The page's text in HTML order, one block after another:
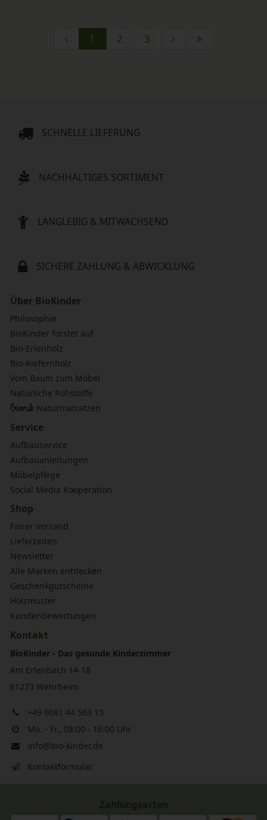
1 2 3
SCHNELLE LIEFERUNG
NACHHALTIGES SORTIMENT
LANGLEBIG & MITWACHSEND
SICHERE ZAHLUNG & ABWICKLUNG
Über BioKinder
Philosophie
BioKinder forstet auf
Bio-Erlenholz
Bio-Kiefernholz
Vom Baum zum Möbel
Natürliche Rohstoffe
bionik Naturmatratzen
Service
Aufbauservice
Aufbauanleitungen
Möbelpflege
Social Media Kooperation
Shop
Fairer Versand
Lieferzeiten
Newsletter
Alle Marken entdecken
Geschenkgutscheine
Holzmuster
Kundenbewertungen
Kontakt
BioKinder - Das gesunde Kinderzimmer
Am Erlenbach 14-18
61273 Wehrheim
+49 6081 44 563 15
Mo. - Fr., 08:00 - 16:00 Uhr
info@bio-kinder.de
Kontaktformular
Zahlungsarten